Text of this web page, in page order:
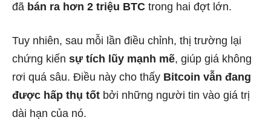
đã bán ra hơn 2 triệu BTC trong hai đợt lớn.
Tuy nhiên, sau mỗi lần điều chỉnh, thị trường lại
chứng kiến sự tích lũy mạnh mẽ, giúp giá không
rơi quá sâu. Điều này cho thấy Bitcoin vẫn đang
được hấp thụ tốt bởi những người tin vào giá trị
dài hạn của nó.